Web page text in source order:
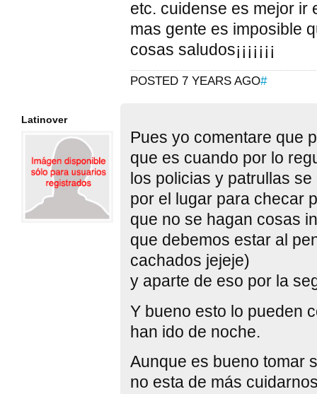
etc. cuidense es mejor ir
mas gente es imposible
cosas saludos¡¡¡¡¡¡¡
POSTED 7 YEARS AGO#
Latinover
Pues yo comentare que
que es cuando por lo
los policias y patrullas
por el lugar para checar
que no se hagan cosas
que debemos estar al
cachados jejeje)
y aparte de eso por la
Y bueno esto lo pueden
han ido de noche.
Aunque es bueno tomar
no esta de más